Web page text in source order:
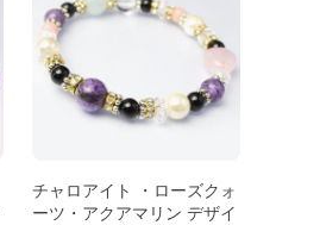
チャロアイト ・ローズクォ
ーツ・アクアマリン デザイ